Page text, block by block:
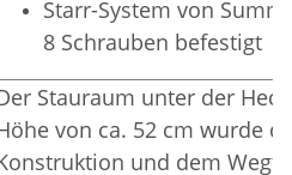
Starr-System von
8 Schrauben befestigt
Stauraum unter der
von ca. 52 cm wurde
und dem